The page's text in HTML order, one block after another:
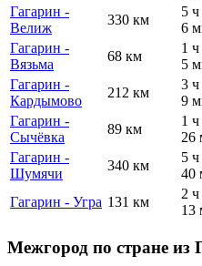
Гагарин -
Велиж
330 км
5 ч
6
Гагарин -
Вязьма
68 км
1 ч
5
Гагарин -
Кардымово
212 км
3 ч
9
Гагарин -
Сычёвка
89 км
1 ч
26
Гагарин -
Шумячи
340 км
5 ч
40
Гагарин - Угра 131 км
2 ч
13
Межгород по стране из